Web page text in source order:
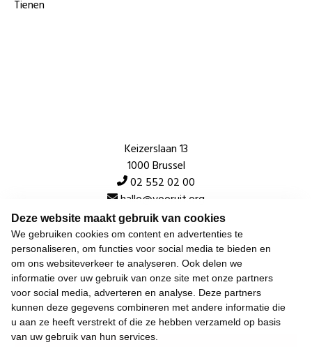
Deze website maakt gebruik van cookies
We gebruiken cookies om content en advertenties te
personaliseren, om functies voor social media te bieden en
om ons websiteverkeer te analyseren. Ook delen we
informatie over uw gebruik van onze site met onze partners
voor social media, adverteren en analyse. Deze partners
kunnen deze gegevens combineren met andere informatie die
u aan ze heeft verstrekt of die ze hebben verzameld op basis
van uw gebruik van hun services.
Tienen
Keizerslaan 13
1000 Brussel
02 552 02 00
hallo@vooruit.org
Snel
Over de beweging
Algemeen